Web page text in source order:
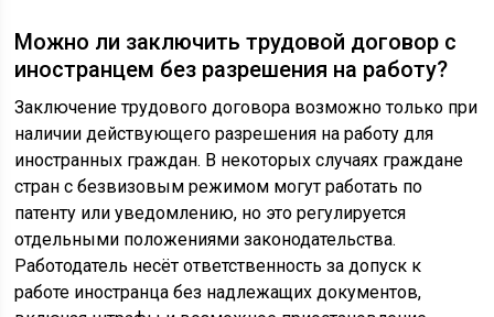
Можно ли заключить трудовой договор с
иностранцем без разрешения на работу?
Заключение трудового договора возможно только при
наличии действующего разрешения на работу для
иностранных граждан. В некоторых случаях граждане
стран с безвизовым режимом могут работать по
патенту или уведомлению, но это регулируется
отдельными положениями законодательства.
Работодатель несёт ответственность за допуск к
работе иностранца без надлежащих документов,